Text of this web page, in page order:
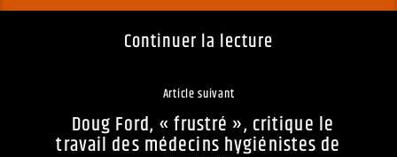
Continuer la lecture
Article suivant
Doug Ford, « frustré », critique le
travail des médecins hygiénistes de